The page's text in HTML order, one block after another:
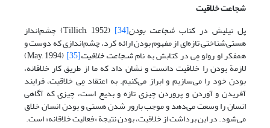
شجاعت خلاقیت
پل تیلیش در کتاب شجاعت بودن[34] (Tillich, 1952) چشم‌انداز
هستی‌شناختی تازه‌ای از مفهوم بودن ارائه کرد، چشم‌اندازی که دوست و
همفکر او رولو مِی در کتابش به نامشـجاعت خلاقیت[35]
(May, 1994)
لازمة بودن را خلاقیت دانست و نشان داد که ما از طریق کار خلاقانه،
بودن خود را می‌سازیم و ابراز می‌کنیم. به اعتقاد مِی خلاقیت، فرایند
آفریدن و آوردن و پروردن چیزی تازه و بدیع است، چیزی که آگاهی
انسان را وسعت می‌دهد و موجب بارور شدن هستی و بودن انسان خلاق
می‌شود. در این برداشت از خلاقیت، بودن نتیجة «فعالیت خلاقانه» است.